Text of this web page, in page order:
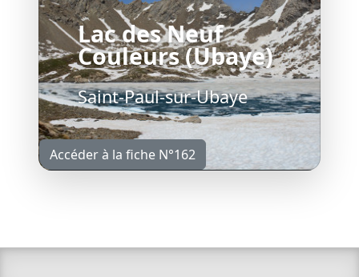
Lac des Neuf
Couleurs (Ubaye)
Saint-Paul-sur-Ubaye
Accéder à la fiche N°162